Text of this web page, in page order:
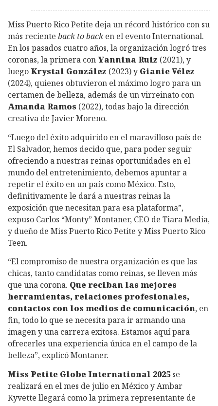
Miss Puerto Rico Petite deja un récord histórico con su
más reciente back to backen el evento International.
En los pasados cuatro años, la organización logró tres
coronas, la primera con Yannina Ruiz (2021), y
luego Krystal González (2023) y Gianie Vélez
(2024), quienes obtuvieron el máximo logro para un
certamen de belleza, además de un virreinato con
Amanda Ramos (2022), todas bajo la dirección
creativa de Javier Moreno.
“Luego del éxito adquirido en el maravilloso país de
El Salvador, hemos decido que, para poder seguir
ofreciendo a nuestras reinas oportunidades en el
mundo del entretenimiento, debemos apuntar a
repetir el éxito en un país como México. Esto,
definitivamente le dará a nuestras reinas la
exposición que necesitan para esa plataforma”,
expuso Carlos “Monty” Montaner, CEO de Tiara Media,
y dueño de Miss Puerto Rico Petite y Miss Puerto Rico
Teen.
“El compromiso de nuestra organización es que las
chicas, tanto candidatas como reinas, se lleven más
que una corona. Que reciban las mejores
herramientas, relaciones profesionales,
contactos con los medios de comunicación, en
fin, todo lo que se necesita para ir armando una
imagen y una carrera exitosa. Estamos aquí para
ofrecerles una experiencia única en el campo de la
belleza”, explicó Montaner.
Miss Petite Globe International 2025se
realizará en el mes de julio en México y Ambar
Kyvette llegará como la primera representante de